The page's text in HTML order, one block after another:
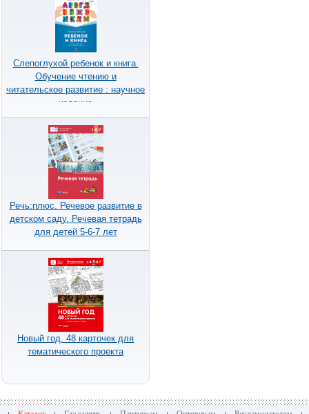
Слепоглухой ребенок и книга.
Обучение чтению и
читательское развитие : научное
издание
Речь:плюс. Речевое развитие в
детском саду. Речевая тетрадь
для детей 5-6-7 лет
Новый год. 48 карточек для
тематического проекта